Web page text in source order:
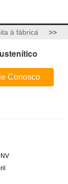
à fábrica >>
Conosco